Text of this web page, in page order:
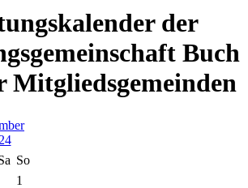
der
Buch
Mitgliedsgemeinden
So
1